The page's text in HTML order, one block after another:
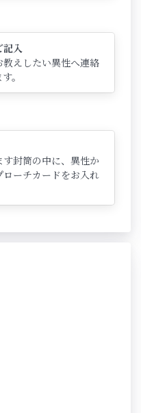
記入
えしたい異性へ連絡
。
封筒の中に、異性か
ーチカードをお入れ